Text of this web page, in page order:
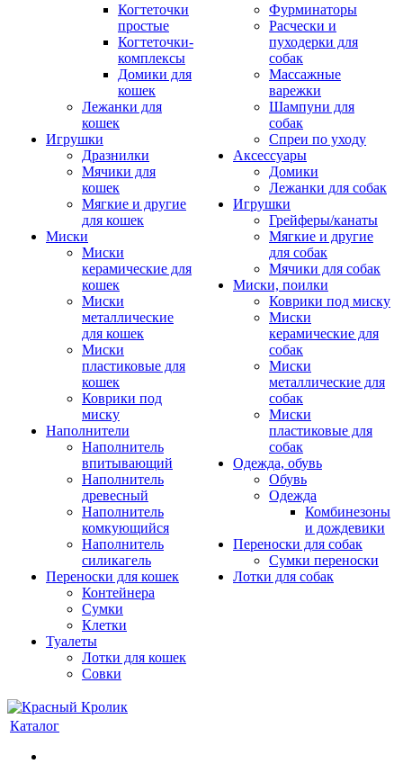
Когтеточки
простые
Когтеточки-
комплексы
Домики для
кошек
Лежанки для
кошек
Игрушки
Дразнилки
Мячики для
кошек
Мягкие и другие
для кошек
Миски
Миски
керамические для
кошек
Миски
металлические
для кошек
Миски
пластиковые для
кошек
Коврики под
миску
Наполнители
Наполнитель
впитывающий
Наполнитель
древесный
Наполнитель
комкующийся
Наполнитель
силикагель
Переноски для кошек
Контейнера
Сумки
Клетки
Туалеты
Лотки для кошек
Совки
Фурминаторы
Расчески и
пуходерки для
собак
Массажные
варежки
Шампуни для
собак
Спреи по уходу
Аксессуары
Домики
Лежанки для собак
Игрушки
Грейферы/канаты
Мягкие и другие
для собак
Мячики для собак
Миски, поилки
Коврики под миску
Миски
керамические для
собак
Миски
металлические для
собак
Миски
пластиковые для
собак
Одежда, обувь
Обувь
Одежда
Комбинезоны
и дождевики
Переноски для собак
Сумки переноски
Лотки для собак
Каталог